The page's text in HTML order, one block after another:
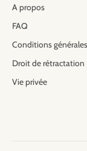
A propos
FAQ
Conditions générales
Droit de rétractation
Vie privée